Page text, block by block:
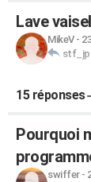
Lave
MikeV-
15 réponses
Pourquoi
swiffer-